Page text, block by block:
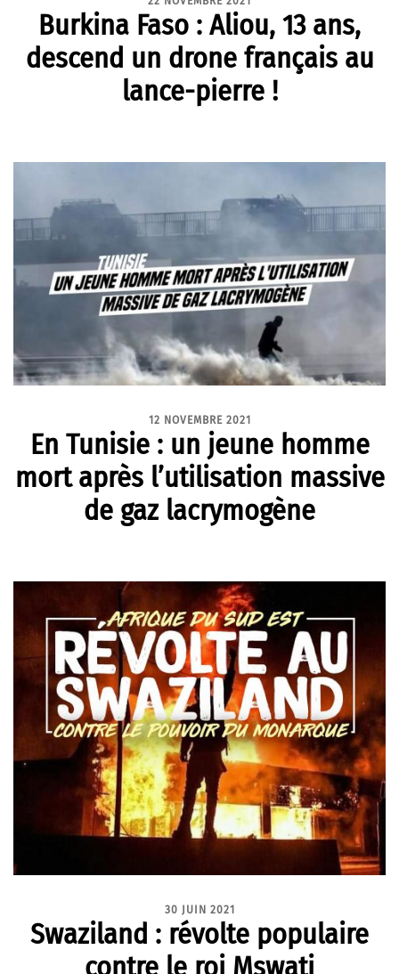
Burkina Faso : Aliou, 13 ans,
descend un drone français au
lance-pierre !
12 NOVEMBRE 2021
En Tunisie : un jeune homme
mort après l’utilisation massive
de gaz lacrymogène
30 JUIN 2021
Swaziland : révolte populaire
contre le roi Mswati